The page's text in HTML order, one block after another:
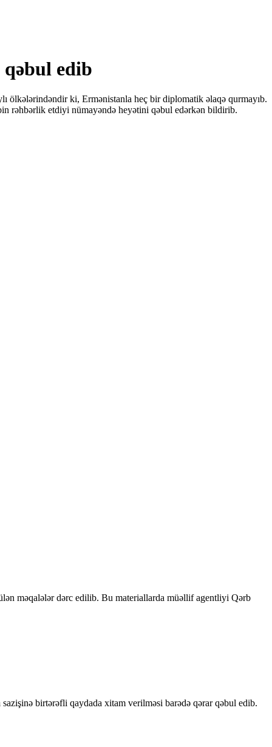
edib
ölkələrindəndir ki, Ermənistanla heç bir diplomatik əlaqə qurmayıb.
rəhbərlik etdiyi nümayəndə heyətini qəbul edərkən bildirib.
məqalələr dərc edilib. Bu materiallarda müəllif agentliyi Qərb
birtərəfli qaydada xitam verilməsi barədə qərar qəbul edib.